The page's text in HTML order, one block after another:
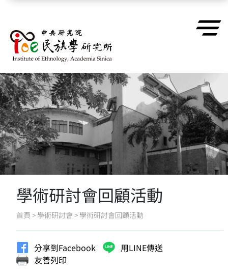
學術研討會回顧活動
首頁 > 學術研討會 > 學術研討會回顧活動
分享到Facebook
用LINE傳送
友善列印